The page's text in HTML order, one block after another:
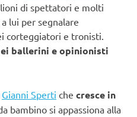
di spettatori e molti
lui per segnalare
corteggiatori e tronisti.
ballerini e opinionisti
Gianni Sperti che cresce in
da bambino si appassiona alla